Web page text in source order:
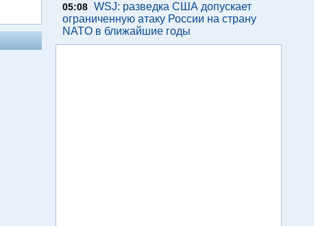
05:08 WSJ: разведка США допускает
ограниченную атаку России на страну
NATO в ближайшие годы